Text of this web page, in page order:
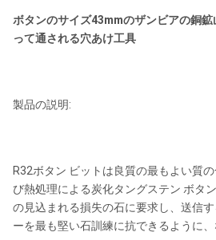
ボタンのサイズ43mmのザンビアの銅
って通される穴あけ工具
製品の説明:
R32ボタン ビットは良質の最もよい質
び熱処理による炭化タングステン ボタ
の見込まれる損失の石に要求し、送信
ーを最も堅い石訓練に抗できるように、